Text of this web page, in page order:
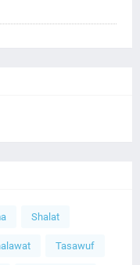
Shalat
Tasawuf